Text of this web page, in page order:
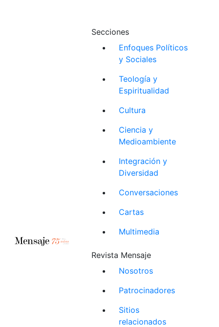
Secciones
Enfoques Políticos
y Sociales
Teología y
Espiritualidad
Cultura
Ciencia y
Medioambiente
Integración y
Diversidad
Conversaciones
Cartas
Multimedia
Revista Mensaje
Nosotros
Patrocinadores
Sitios
relacionados